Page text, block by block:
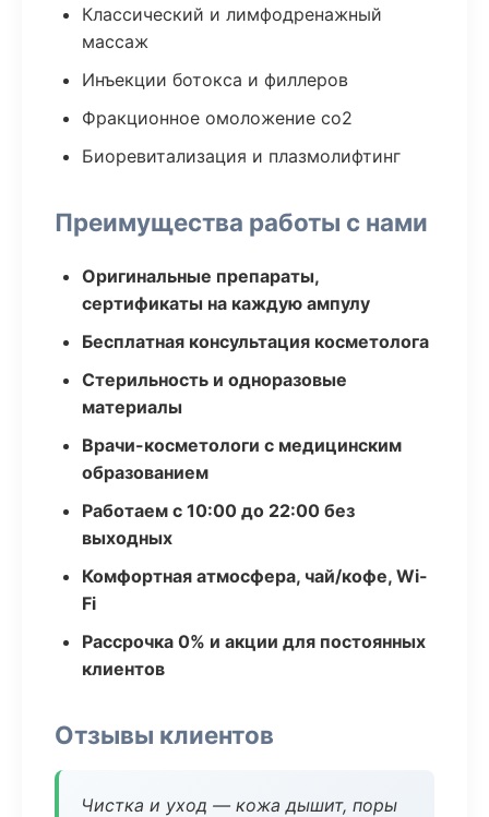
Классический и лимфодренажный
массаж
Инъекции ботокса и филлеров
Фракционное омоложение co2
Биоревитализация и плазмолифтинг
Преимущества работы с нами
Оригинальные препараты,
сертификаты на каждую ампулу
Бесплатная консультация косметолога
Стерильность и одноразовые
материалы
Врачи-косметологи с медицинским
образованием
Работаем с 10:00 до 22:00 без
выходных
Комфортная атмосфера, чай/кофе, Wi-
Fi
Рассрочка 0% и акции для постоянных
клиентов
Отзывы клиентов
Чистка и уход — кожа дышит, поры